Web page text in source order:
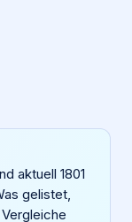
aktuell 1801
gelistet,